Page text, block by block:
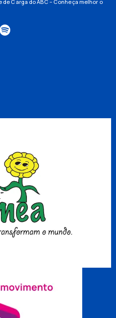
Carga do ABC – Conheça melhor o